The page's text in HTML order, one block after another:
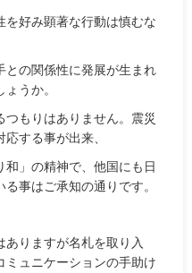
を好み顕著な行動は慎むな
との関係性に発展が生まれ
うか。
つもりはありません。震災
する事が出来、
和」の精神で、他国にも日
事はご承知の通りです。
ありますが名札を取り入
ミュニケーションの手助け